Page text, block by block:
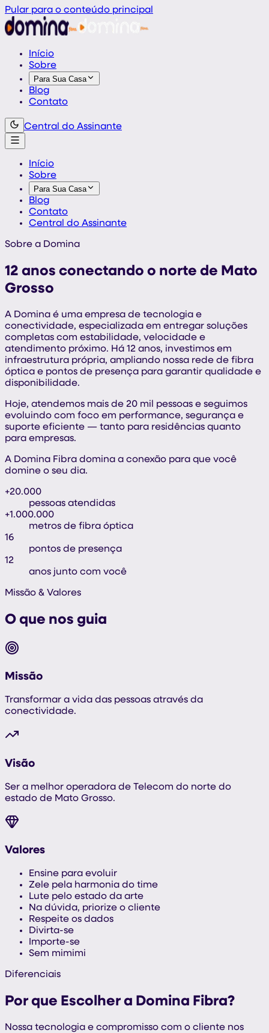
Pular para o conteúdo principal
Início
Sobre
Para Sua Casa
Blog
Contato
Central do Assinante
Início
Sobre
Para Sua Casa
Blog
Contato
Central do Assinante
Sobre a Domina
12 anos conectando o norte de Mato
Grosso
A Domina é uma empresa de tecnologia e
conectividade, especializada em entregar soluções
completas com estabilidade, velocidade e
atendimento próximo. Há 12 anos, investimos em
infraestrutura própria, ampliando nossa rede de fibra
óptica e pontos de presença para garantir qualidade e
disponibilidade.
Hoje, atendemos mais de 20 mil pessoas e seguimos
evoluindo com foco em performance, segurança e
suporte eficiente — tanto para residências quanto
para empresas.
A Domina Fibra domina a conexão para que você
domine o seu dia.
+20.000
pessoas atendidas
+1.000.000
metros de fibra óptica
16
pontos de presença
12
anos junto com você
Missão & Valores
O que nos guia
Missão
Transformar a vida das pessoas através da
conectividade.
Visão
Ser a melhor operadora de Telecom do norte do
estado de Mato Grosso.
Valores
Ensine para evoluir
Zele pela harmonia do time
Lute pelo estado da arte
Na dúvida, priorize o cliente
Respeite os dados
Divirta-se
Importe-se
Sem mimimi
Diferenciais
Por que Escolher a Domina Fibra?
Nossa tecnologia e compromisso com o cliente nos